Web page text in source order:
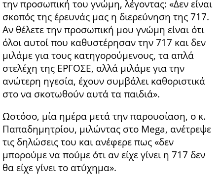
την προσωπική του γνώμη, λέγοντας: «Δεν είναι
σκοπός της έρευνάς μας η διερεύνηση της 717.
Αν θέλετε την προσωπική μου γνώμη είναι ότι
όλοι αυτοί που καθυστέρησαν την 717 και δεν
μιλάμε για τους κατηγορούμενους, τα απλά
στελέχη της ΕΡΓΟΣΕ, αλλά μιλάμε για την
ανώτερη ηγεσία, έχουν συμβάλει καθοριστικά
στο να σκοτωθούν αυτά τα παιδιά».
Ωστόσο, μία ημέρα μετά την παρουσίαση, ο κ.
Παπαδημητρίου, μιλώντας στο Mega, ανέτρεψε
τις δηλώσεις του και ανέφερε πως «δεν
μπορούμε να πούμε ότι αν είχε γίνει η 717 δεν
θα είχε γίνει το ατύχημα».